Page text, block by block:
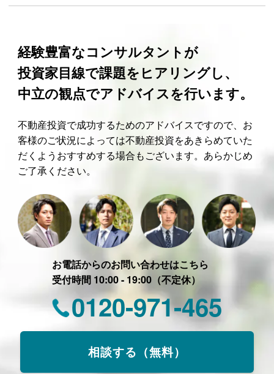
経験豊富なコンサルタントが
投資家目線で課題をヒアリングし、
中立の観点でアドバイスを行います。
不動産投資で成功するためのアドバイスですので、お
客様のご状況によっては不動産投資をあきらめていた
だくようおすすめする場合もございます。あらかじめ
ご了承ください。
お電話からのお問い合わせはこちら
受付時間 10:00 - 19:00（不定休）
0120-971-465
相談する（無料）